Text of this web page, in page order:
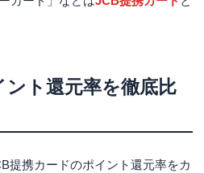
ト還元率を徹底比
提携カードのポイント還元率をカ